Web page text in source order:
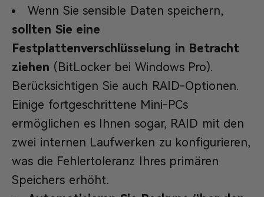
Wenn Sie sensible Daten speichern,
sollten Sie eine
Festplattenverschlüsselung in Betracht
ziehen (BitLocker bei Windows Pro).
Berücksichtigen Sie auch RAID-Optionen.
Einige fortgeschrittene Mini-PCs
ermöglichen es Ihnen sogar, RAID mit den
zwei internen Laufwerken zu konfigurieren,
was die Fehlertoleranz Ihres primären
Speichers erhöht.